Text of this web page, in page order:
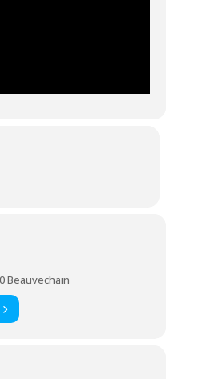
Beauvechain